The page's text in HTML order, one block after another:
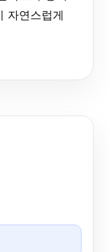
자연스럽게